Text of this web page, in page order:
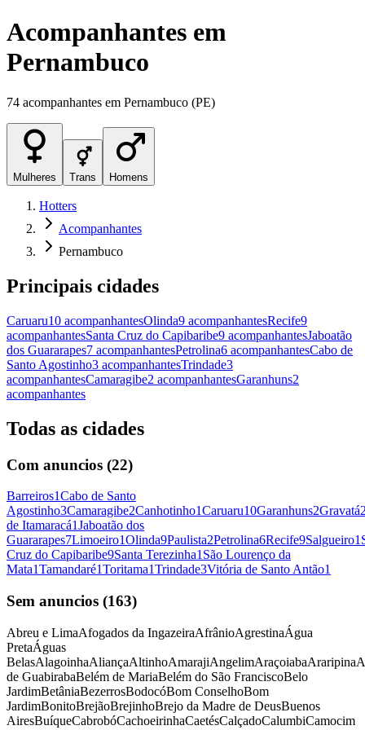
Acompanhantes em
Pernambuco
74 acompanhantes em Pernambuco (PE)
Mulheres Trans Homens
Hotters
Acompanhantes
Pernambuco
Principais cidades
Caruaru10 acompanhantesOlinda9 acompanhantesRecife9
acompanhantesSanta Cruz do Capibaribe9 acompanhantesJaboatão
dos Guararapes7 acompanhantesPetrolina6 acompanhantesCabo de
Santo Agostinho3 acompanhantesTrindade3
acompanhantesCamaragibe2 acompanhantesGaranhuns2
acompanhantes
Todas as cidades
Com anuncios (22)
Barreiros1Cabo de Santo
Agostinho3Camaragibe2Canhotinho1Caruaru10Garanhuns2Gravatá
de Itamaracá1Jaboatão dos
Guararapes7Limoeiro1Olinda9Paulista2Petrolina6Recife9Salgueiro1
Cruz do Capibaribe9Santa Terezinha1 São Lourenço da
Mata1Tamandaré1Toritama1Trindade3Vitória de Santo Antão1
Sem anuncios (163)
Abreu e LimaAfogados da IngazeiraAfrânioAgrestinaÁgua
PretaÁguas
BelasAlagoinhaAliançaAltinhoAmarajiAngelimAraçoiabaAraripina
de GuabirabaBelém de MariaBelém do São FranciscoBelo
JardimBetâniaBezerrosBodocóBom ConselhoBom
JardimBonitoBrejãoBrejinhoBrejo da Madre de DeusBuenos
AiresBuíqueCabrobóCachoeirinhaCaetésCalçadoCalumbiCamocim